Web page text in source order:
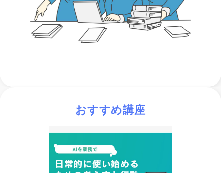
おすすめ講座